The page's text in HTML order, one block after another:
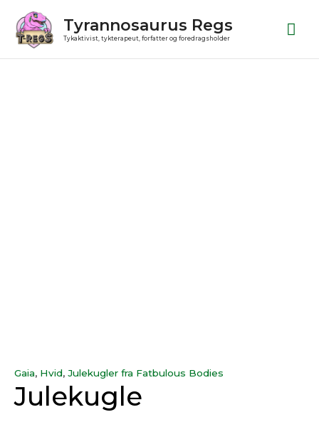
indholdet
Tyrannosaurus Regs
Tykaktivist, tykterapeut, forfatter og foredragsholder
Gaia, Hvid, Julekugler fra Fatbulous Bodies
Julekugle